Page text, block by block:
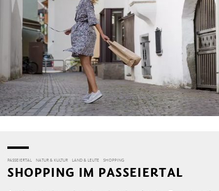
PASSEIERTAL NATUR & KULTUR LAND & LEUTE SHOPPING
SHOPPING IM PASSEIERTAL